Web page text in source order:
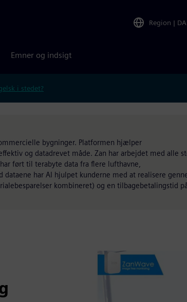
Region | DA
Emner og indsigt
i stedet?
bygninger. Platformen hjælper
og datadrevet måde. Zan har arbejdet med alle
ført til terabyte data fra flere lufthavne,
har AI hjulpet kunderne med at realisere
kombineret) og en tilbagebetalingstid